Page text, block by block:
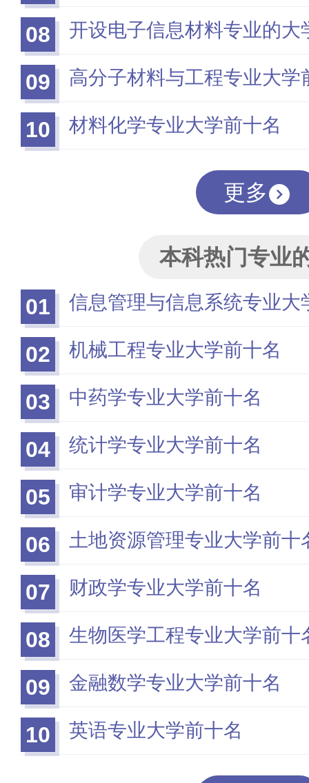
08 开设电子信息材料专业的大
09 高分子材料与工程专业大学
10 材料化学专业大学前十名
更多
本科热门专业
01
信息管理与信息系统专业大
02 机械工程专业大学前十名
03 中药学专业大学前十名
04 统计学专业大学前十名
05 审计学专业大学前十名
06 土地资源管理专业大学前十
07 财政学专业大学前十名
08 生物医学工程专业大学前十
09 金融数学专业大学前十名
10 英语专业大学前十名